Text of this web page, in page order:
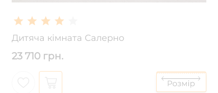
Дитяча кімната Салерно
23 710 грн.